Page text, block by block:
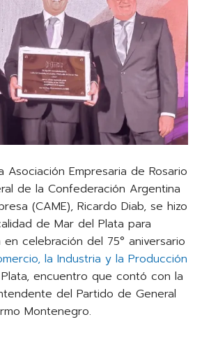
Asociación Empresaria de Rosario
de la Confederación Argentina
(CAME), Ricardo Diab, se hizo
de Mar del Plata para
celebración del 75° aniversario
la Industria y la Producción
encuentro que contó con la
del Partido de General
Montenegro.